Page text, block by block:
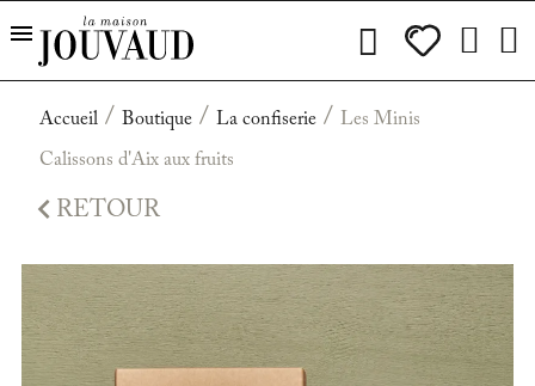
Accueil Boutique La confiserie
Les Minis
Calissons d'Aix aux fruits
RETOUR